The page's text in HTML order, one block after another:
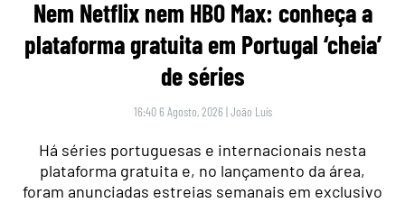
Nem Netflix nem HBO Max: conheça a
plataforma gratuita em Portugal ‘cheia’
de séries
16:40 6 Agosto, 2026 |João Luís
Há séries portuguesas e internacionais nesta
plataforma gratuita e, no lançamento da área,
foram anunciadas estreias semanais em exclusivo